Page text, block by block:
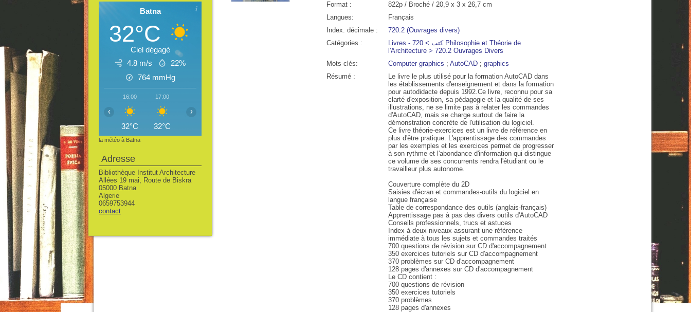
Format :
822p / Broché / 20,9 x 3 x 26,7 cm
Langues:
Français
Index. décimale :
720.2 (Ouvrages divers)
Catégories :
Livres - كتب > 720 Philosophie et Théorie de
l'Architecture > 720.2 Ouvrages Divers
Mots-clés:
Computer graphics ;AutoCAD ;graphics
Résumé :
Le livre le plus utilisé pour la formation AutoCAD dans
les établissements d'enseignement et dans la formation
pour autodidacte depuis 1992.Ce livre, reconnu pour sa
clarté d'exposition, sa pédagogie et la qualité de ses
illustrations, ne se limite pas à relater les commandes
d'AutoCAD, mais se charge surtout de faire la
démonstration concrète de l'utilisation du logiciel.
Ce livre théorie-exercices est un livre de référence en
plus d'être pratique. L'apprentissage des commandes
par les exemples et les exercices permet de progresser
à son rythme et l'abondance d'information qui distingue
ce volume de ses concurrents rendra l'étudiant ou le
travailleur plus autonome.
Couverture complète du 2D
Saisies d'écran et commandes-outils du logiciel en
langue française
Table de correspondance des outils (anglais-français)
Apprentissage pas à pas des divers outils d'AutoCAD
Conseils professionnels, trucs et astuces
Index à deux niveaux assurant une référence
immédiate à tous les sujets et commandes traités
700 questions de révision sur CD d'accompagnement
350 exercices tutoriels sur CD d'accompagnement
370 problèmes sur CD d'accompagnement
128 pages d'annexes sur CD d'accompagnement
Le CD contient :
700 questions de révision
350 exercices tutoriels
370 problèmes
128 pages d'annexes
Batna
32°C
Ciel dégagé
4.8 m/s
22%
764 mmHg
16:00
32°C
17:00
32°C
00:00
22°C 22°C
02:00
21°C
03:00
21°C
04:00
20°C
09:00
26°C
‹ ›
la météo à Batna
Adresse
Bibliothèque Institut Architecture
Allées 19 mai, Route de Biskra
05000 Batna
Algerie
0659753944
contact